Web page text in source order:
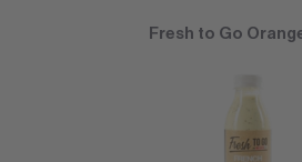
Fresh to Go